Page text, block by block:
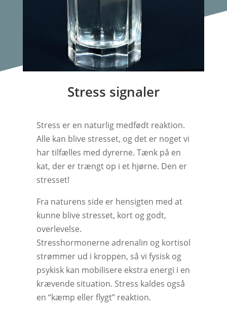
Stress signaler
Stress er en naturlig medfødt reaktion.
Alle kan blive stresset, og det er noget vi
har tilfælles med dyrerne. Tænk på en
kat, der er trængt op i et hjørne. Den er
stresset!
Fra naturens side er hensigten med at
kunne blive stresset, kort og godt,
overlevelse.
Stresshormonerne adrenalin og kortisol
strømmer ud i kroppen, så vi fysisk og
psykisk kan mobilisere ekstra energi i en
krævende situation. Stress kaldes også
en “kæmp eller flygt” reaktion.